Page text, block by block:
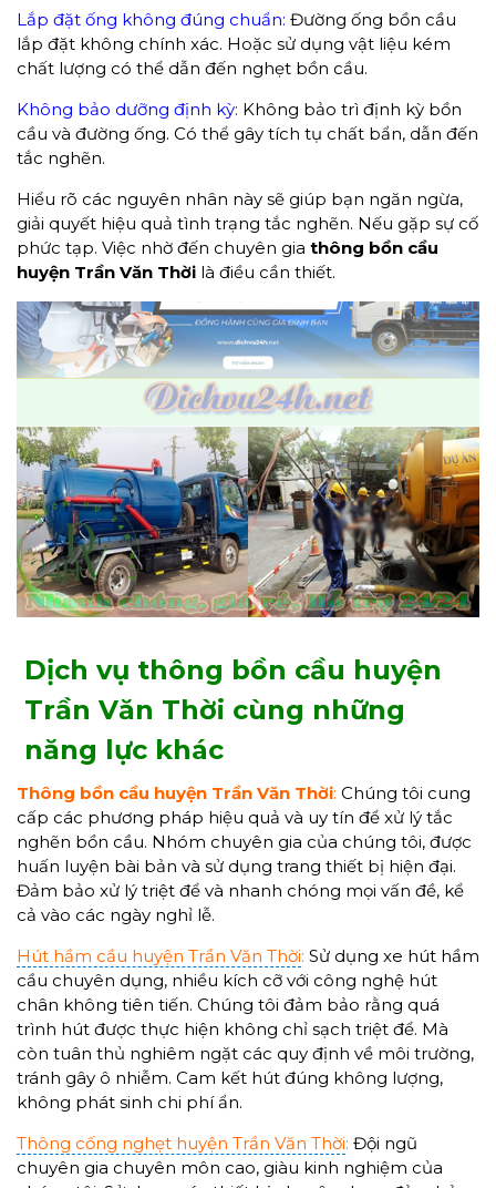
Lắp đặt ống không đúng chuẩn: Đường ống bồn cầu
lắp đặt không chính xác. Hoặc sử dụng vật liệu kém
chất lượng có thể dẫn đến nghẹt bồn cầu.
Không bảo dưỡng định kỳ: Không bảo trì định kỳ bồn
cầu và đường ống. Có thể gây tích tụ chất bẩn, dẫn đến
tắc nghẽn.
Hiểu rõ các nguyên nhân này sẽ giúp bạn ngăn ngừa,
giải quyết hiệu quả tình trạng tắc nghẽn. Nếu gặp sự cố
phức tạp. Việc nhờ đến chuyên gia thông bồn cầu
huyện Trần Văn Thời là điều cần thiết.
Dịch vụ thông bồn cầu huyện
Trần Văn Thời cùng những
năng lực khác
Thông bồn cầu huyện Trần Văn Thời: Chúng tôi cung
cấp các phương pháp hiệu quả và uy tín để xử lý tắc
nghẽn bồn cầu. Nhóm chuyên gia của chúng tôi, được
huấn luyện bài bản và sử dụng trang thiết bị hiện đại.
Đảm bảo xử lý triệt để và nhanh chóng mọi vấn đề, kể
cả vào các ngày nghỉ lễ.
Hút hầm cầu huyện Trần Văn Thời: Sử dụng xe hút hầm
cầu chuyên dụng, nhiều kích cỡ với công nghệ hút
chân không tiên tiến. Chúng tôi đảm bảo rằng quá
trình hút được thực hiện không chỉ sạch triệt để. Mà
còn tuân thủ nghiêm ngặt các quy định về môi trường,
tránh gây ô nhiễm. Cam kết hút đúng không lượng,
không phát sinh chi phí ẩn.
Thông cống nghẹt huyện Trần Văn Thời: Đội ngũ
chuyên gia chuyên môn cao, giàu kinh nghiệm của